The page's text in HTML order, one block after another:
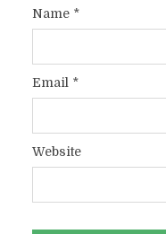
Name*
Email *
Website